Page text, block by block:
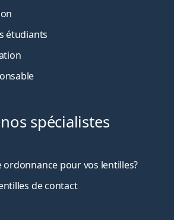
étudiants
spécialistes
pour vos lentilles?
de contact